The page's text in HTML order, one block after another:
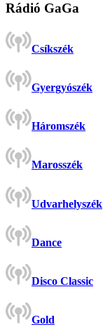
Rádió GaGa
Csíkszék
Gyergyószék
Háromszék
Marosszék
Udvarhelyszék
Dance
Disco Classic
Gold